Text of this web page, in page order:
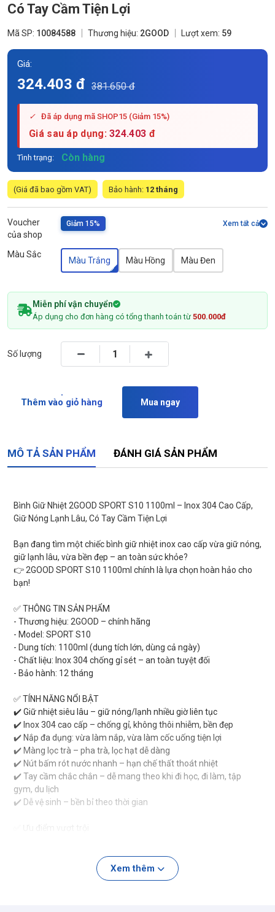
Có Tay Cầm Tiện Lợi
Mã SP: 10084588 Thương hiệu: 2GOOD Lượt xem: 59
Giá:
324.403 đ 381.650 đ
✓ Đã áp dụng mã SHOP15 (Giảm 15%)
Giá sau áp dụng:324.403 đ
Tình trạng: Còn hàng
(Giá đã bao gồm VAT) Bảo hành: 12 tháng
Voucher
của shop
Giảm 15% Xem tất cả
Màu Sắc
Màu Trắng Màu Hồng Màu Đen
Miễn phí vận chuyển
Áp dụng cho đơn hàng có tổng thanh toán từ 500.000đ
Số lượng
Thêm vào giỏ hàng Mua ngay
MÔ TẢ SẢN PHẨM ĐÁNH GIÁ SẢN PHẨM
Bình Giữ Nhiệt 2GOOD SPORT S10 1100ml – Inox 304 Cao Cấp,
Giữ Nóng Lạnh Lâu, Có Tay Cầm Tiện Lợi
Bạn đang tìm một chiếc bình giữ nhiệt inox cao cấp vừa giữ nóng,
giữ lạnh lâu, vừa bền đẹp – an toàn sức khỏe?
👉 2GOOD SPORT S10 1100ml chính là lựa chọn hoàn hảo cho
bạn!
✅ THÔNG TIN SẢN PHẨM
- Thương hiệu: 2GOOD – chính hãng
- Model: SPORT S10
- Dung tích: 1100ml (dung tích lớn, dùng cả ngày)
- Chất liệu: Inox 304 chống gỉ sét – an toàn tuyệt đối
- Bảo hành: 12 tháng
✅ TÍNH NĂNG NỔI BẬT
✔️ Giữ nhiệt siêu lâu – giữ nóng/lạnh nhiều giờ liên tục
✔️ Inox 304 cao cấp – chống gỉ, không thôi nhiễm, bền đẹp
✔️ Nắp đa dụng: vừa làm nắp, vừa làm cốc uống tiện lợi
✔️ Màng lọc trà – pha trà, lọc hạt dễ dàng
✔️ Nút bấm rót nước nhanh – hạn chế thất thoát nhiệt
✔️ Tay cầm chắc chắn – dễ mang theo khi đi học, đi làm, tập
gym, du lịch
✔️ Dễ vệ sinh – bền bỉ theo thời gian
- Đa năng: dùng giữ cà phê, trà, nước lọc, nước trái cây
Xem thêm